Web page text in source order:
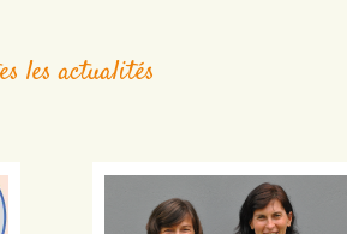
les actualités